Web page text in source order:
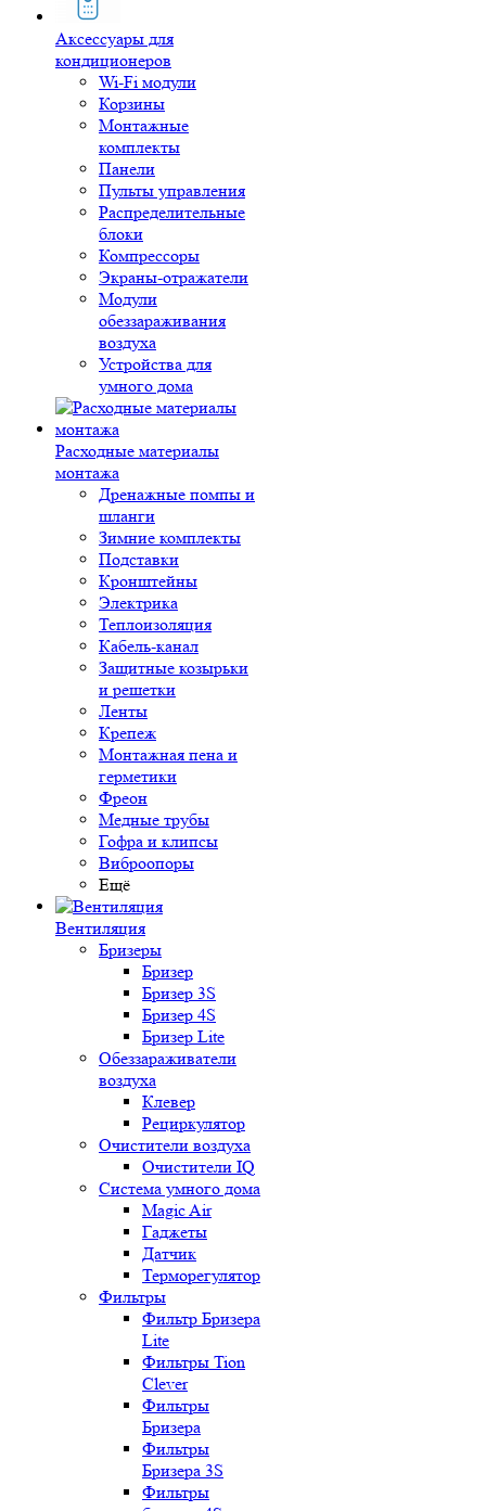
Аксессуары для
кондиционеров
Wi-Fi модули
Корзины
Монтажные
комплекты
Панели
Пульты управления
Распределительные
блоки
Компрессоры
Экраны-отражатели
Модули
обеззараживания
воздуха
Устройства для
умного дома
Расходные материалы
монтажа
Дренажные помпы и
шланги
Зимние комплекты
Подставки
Кронштейны
Электрика
Теплоизоляция
Кабель-канал
Защитные козырьки
и решетки
Ленты
Крепеж
Монтажная пена и
герметики
Фреон
Медные трубы
Гофра и клипсы
Виброопоры
Ещё
Вентиляция
Бризеры
Бризер
Бризер 3S
Бризер 4S
Бризер Lite
Обеззараживатели
воздуха
Клевер
Рециркулятор
Очистители воздуха
Очистители IQ
Система умного дома
Magic Air
Гаджеты
Датчик
Терморегулятор
Фильтры
Фильтр Бризера
Lite
Фильтры Tion
Clever
Фильтры
Бризера
Фильтры
Бризера 3S
Фильтры